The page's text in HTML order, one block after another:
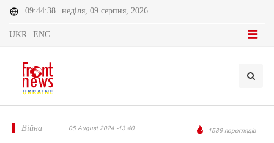
09:44:38 неділя, 09 серпня, 2026
UKR ENG
Війна 05 August 2024 -13:40 1586 переглядів